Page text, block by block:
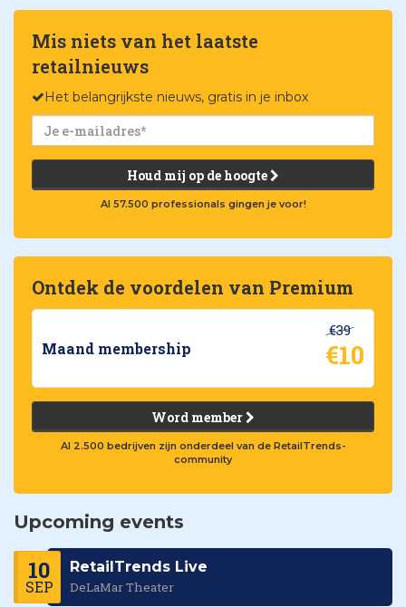
Mis niets van het laatste
retailnieuws
Het belangrijkste nieuws, gratis in je inbox
Houd mij op de hoogte
Al 57.500 professionals gingen je voor!
Ontdek de voordelen van Premium
Maand membership
€39
€10
Word member
Al 2.500 bedrijven zijn onderdeel van de RetailTrends-
community
Upcoming events
10
SEP
RetailTrends Live
DeLaMar Theater